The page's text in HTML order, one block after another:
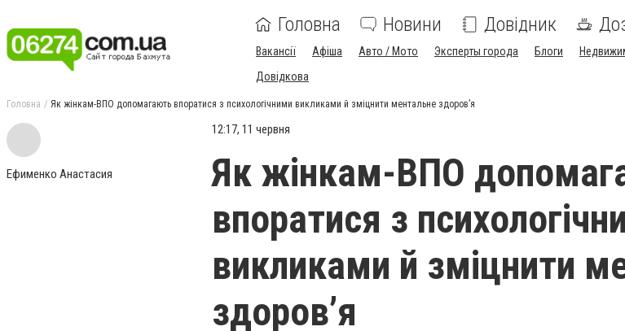
Головна Новини Довідник
Вакансії Афіша Авто / Мото Эксперты города Блоги
Довідкова
Головна Як жінкам-ВПО допомагають впоратися з психологічними викликами й зміцнити ментальне здоровʼя
Ефименко Анастасия
12:17, 11 червня
Як жінкам-ВПО
впоратися з
викликами й зміцнити
здоровʼя